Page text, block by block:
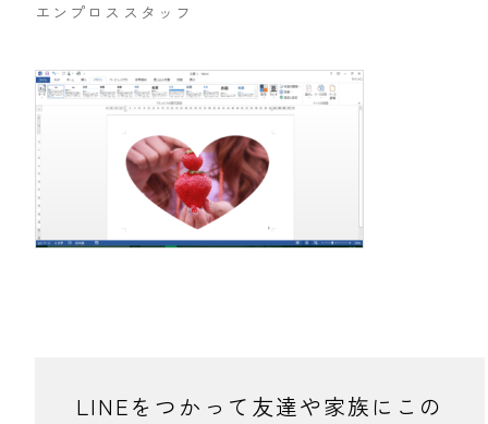
エンプロススタッフ
LINEをつかって友達や家族にこの